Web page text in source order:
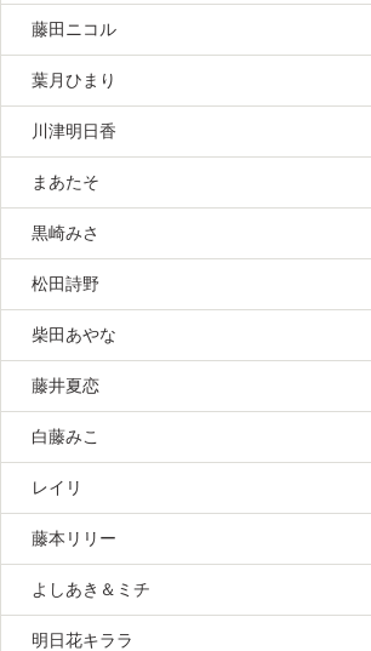
藤田ニコル
葉月ひまり
川津明日香
まあたそ
黒崎みさ
松田詩野
柴田あやな
藤井夏恋
白藤みこ
レイリ
藤本リリー
よしあき＆ミチ
明日花キララ